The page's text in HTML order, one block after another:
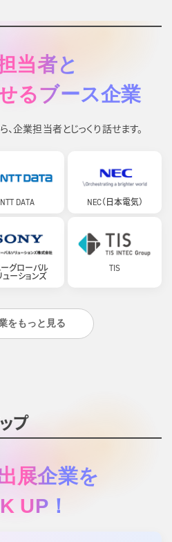
当者と
るブース企業
企業担当者とじっくり話せます。
NTT DATA NEC（日本電気）
グローバル
ューションズ
TIS
をもっと見る
プ
展企業を
UP！